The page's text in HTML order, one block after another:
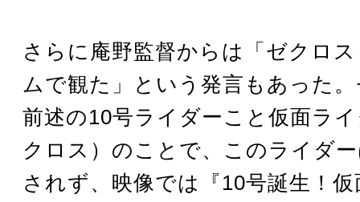
さらに庵野監督からは「ゼクロ
ムで観た」という発言もあった
前述の10号ライダーこと仮面ラ
クロス）のことで、このライダ
されず、映像では『10号誕生！